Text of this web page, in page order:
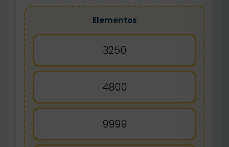
Elementos
3250
4800
9999